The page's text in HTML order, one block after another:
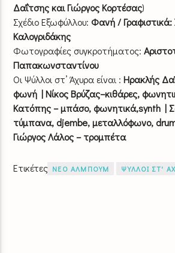
Δαΐτσης και Γιώργος Κορτέσας)
Σχέδιο Εξωφύλλου: Φανή / Γραφιστικά:
Καλογριδάκης
Φωτογραφίες συγκροτήματος:
Παπακωνσταντίνου
Οι Ψύλλοι στ’ Άχυρα είναι :Ηρακλής
φωνή | Νίκος Βρύζας–κιθάρες,
Κατόπης – μπάσο, φωνητικά,synth |
τύμπανα, djembe, μεταλλόφωνο,
Γιώργος Λάλος – τρομπέτα
Ετικέτες ΝΕΟ ΑΛΜΠΟΥΜ ΨΥΛΛΟΙ ΣΤ'